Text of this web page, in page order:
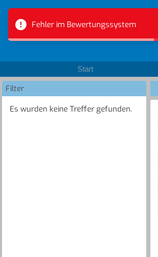
Fehler im Bewertungssystem
Bibliotheksverbund Aargau
Start
Filter
Es wurden keine Treffer gefunden.